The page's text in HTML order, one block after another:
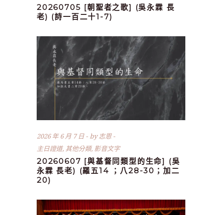
20260705 [朝聖者之歌] (吳永霖 長
老) (詩一百二十1-7)
2026 年 6 月 7 日 by志恩
主日證道, 其他分類, 影音文字
20260607 [與基督同類型的生命] (吳
永霖 長老) (羅五14 ；八28-30；加二
20)